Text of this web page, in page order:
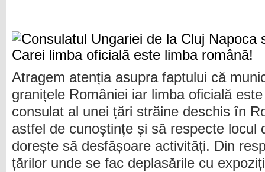
Atragem atenția asupra faptului că
granițele României iar limba oficială
consulat al unei țări străine deschis în
astfel de cunoștințe și să respecte locul
dorește să desfășoare activități. Din
țărilor unde se fac deplasările cu